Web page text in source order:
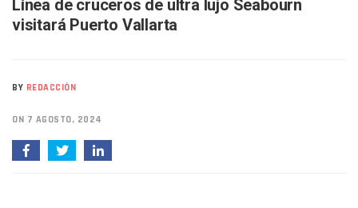
Partido Verde Conforma Su 12.º “Ejército Del Verde” En
Buques Mexicanos Parten A Venezuela Con 718
Línea de cruceros de ultra lujo Seabourn
visitará Puerto Vallarta
BY REDACCIÓN
ON 7 AGOSTO, 2024